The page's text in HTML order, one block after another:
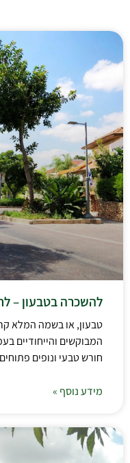
להשכרה בטבעון –
טבעון, או בשמה המלא
המבוקשים והייחודיים
חורש טבעי ונופים
מידע נוסף »